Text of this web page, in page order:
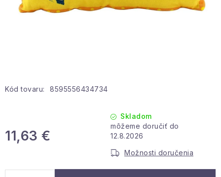
Šport a outdoor
Veľkoobchodná spolupráca
Podmienky ochrany osobných údajov
Kód tovaru: 8595556434734
11,63 €
Skladom
12.8.2026
Možnosti doručenia